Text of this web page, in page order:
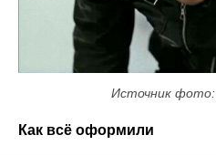
Источник фото:
Как всё оформили